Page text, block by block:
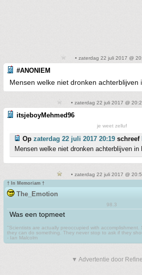
• zaterdag 22 juli 2017 @
#ANONIEM
Mensen welke niet dronken achterblijven
• zaterdag 22 juli 2017 @
itsjeboyMehmed96
je weet zelluf
Op zaterdag 22 juli 2017 20:19 schreef
Mensen welke niet dronken achterblijven in
• zaterdag 22 juli 2017 @
† In Memoriam †
The_Emotion
98.3
Was een topmeet
"Scientists are actually preoccupied with
they can do something. They never stop to ask if they
- Ian Malcolm
▼ Advertentie door